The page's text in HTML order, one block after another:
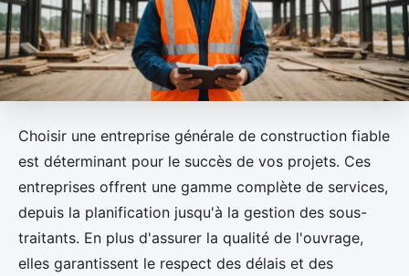
Choisir une entreprise générale de construction fiable
est déterminant pour le succès de vos projets. Ces
entreprises offrent une gamme complète de services,
depuis la planification jusqu'à la gestion des sous-
traitants. En plus d'assurer la qualité de l'ouvrage,
elles garantissent le respect des délais et des